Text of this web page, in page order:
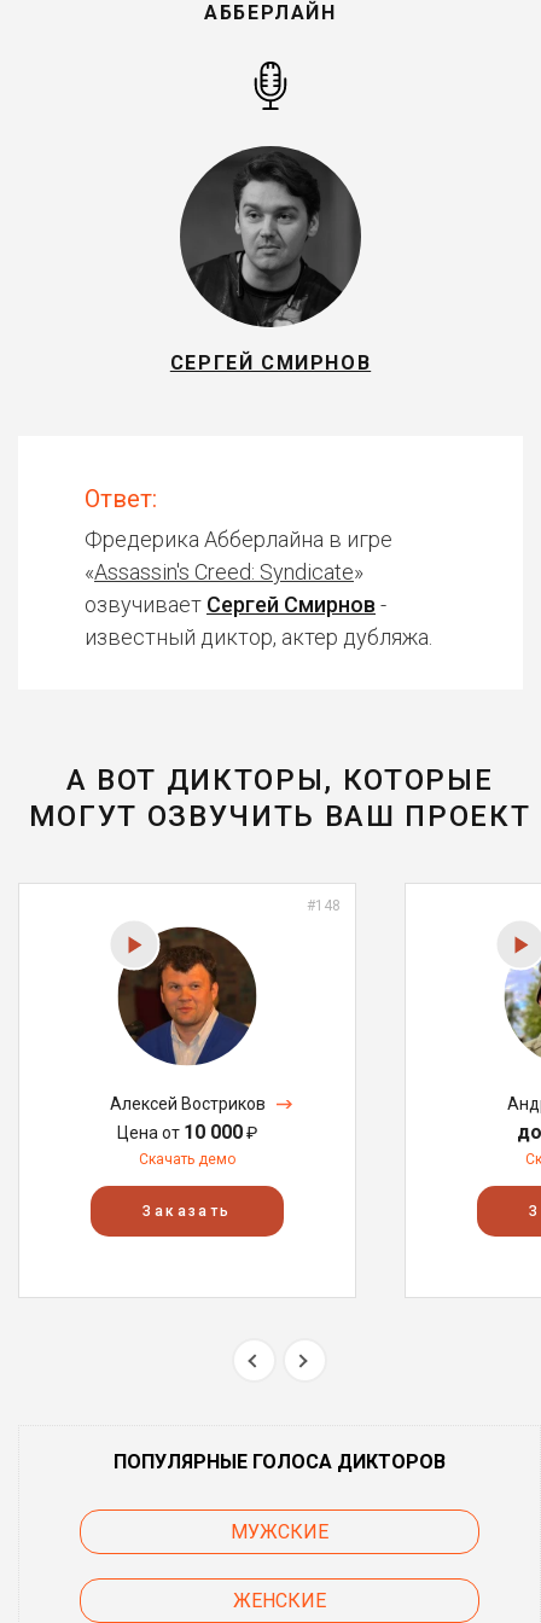
АББЕРЛАЙН
СЕРГЕЙ СМИРНОВ
Ответ:
Фредерика Абберлайна в игре
«Assassin's Creed: Syndicate»
озвучивает Сергей Смирнов -
известный диктор, актер дубляжа.
А ВОТ ДИКТОРЫ, КОТОРЫЕ
МОГУТ ОЗВУЧИТЬ ВАШ ПРОЕКТ
#148
Алексей Востриков
Цена от 10 000₽
Скачать демо
Заказать
ПОПУЛЯРНЫЕ ГОЛОСА ДИКТОРОВ
МУЖСКИЕ
ЖЕНСКИЕ